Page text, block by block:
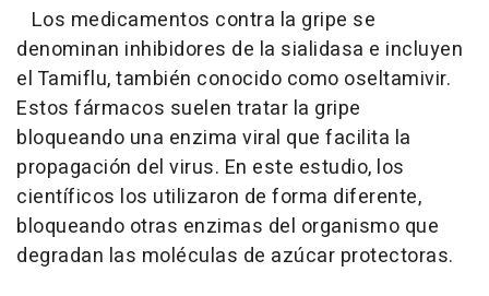
Los medicamentos contra la gripe se
denominan inhibidores de la sialidasa e incluyen
el Tamiflu, también conocido como oseltamivir.
Estos fármacos suelen tratar la gripe
bloqueando una enzima viral que facilita la
propagación del virus. En este estudio, los
científicos los utilizaron de forma diferente,
bloqueando otras enzimas del organismo que
degradan las moléculas de azúcar protectoras.